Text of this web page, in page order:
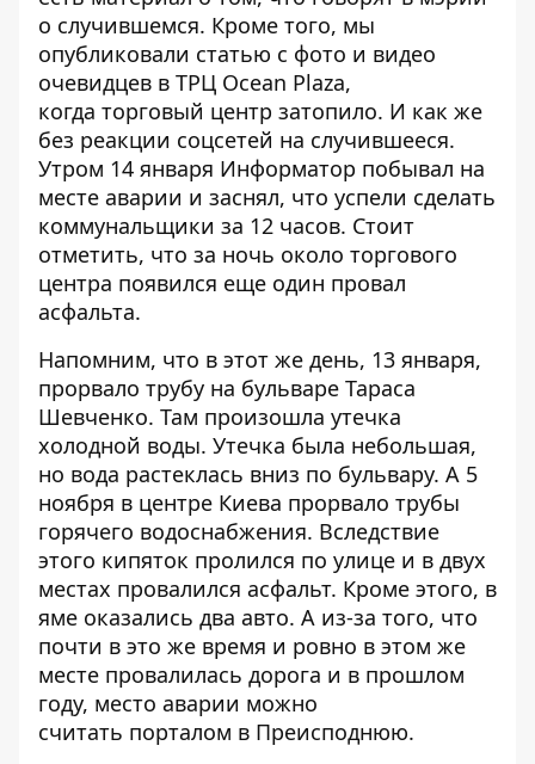
о случившемся. Кроме того, мы
опубликовали статью с фото и видео
очевидцев в ТРЦ Ocean Plaza,
когда торговый центр затопило. И как же
без реакции соцсетей на случившееся.
Утром 14 января Информатор побывал на
месте аварии и заснял, что успели сделать
коммунальщики за 12 часов. Стоит
отметить, что за ночь около торгового
центра появился еще один провал
асфальта.
Напомним, что в этот же день, 13 января,
прорвало трубу на бульваре Тараса
Шевченко. Там произошла утечка
холодной воды. Утечка была небольшая,
но вода растеклась вниз по бульвару. А 5
ноября в центре Киева прорвало трубы
горячего водоснабжения. Вследствие
этого кипяток пролился по улице и в двух
местах провалился асфальт. Кроме этого, в
яме оказались два авто. А из-за того, что
почти в это же время и ровно в этом же
месте провалилась дорога и в прошлом
году, место аварии можно
считать порталом в Преисподнюю.